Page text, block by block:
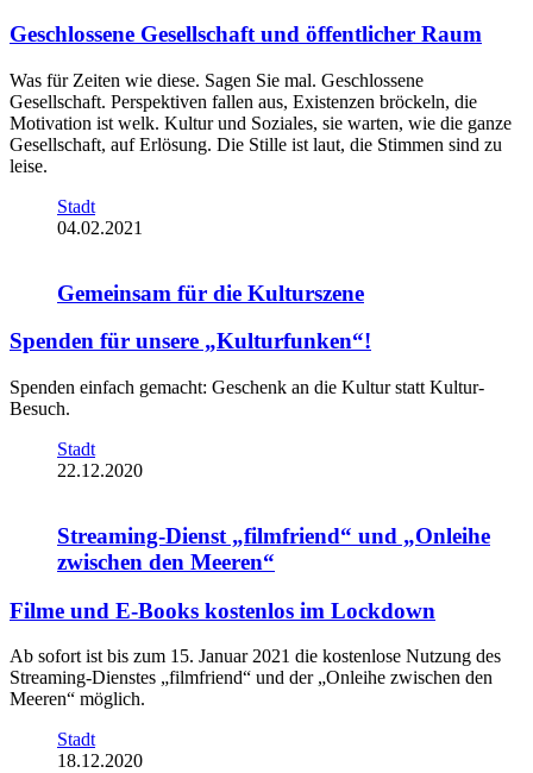
Geschlossene Gesellschaft und öffentlicher Raum
Was für Zeiten wie diese. Sagen Sie mal. Geschlossene
Gesellschaft. Perspektiven fallen aus, Existenzen bröckeln, die
Motivation ist welk. Kultur und Soziales, sie warten, wie die ganze
Gesellschaft, auf Erlösung. Die Stille ist laut, die Stimmen sind zu
leise.
Stadt
04.02.2021
Gemeinsam für die Kulturszene
Spenden für unsere „Kulturfunken“!
Spenden einfach gemacht: Geschenk an die Kultur statt Kultur-
Besuch.
Stadt
22.12.2020
Streaming-Dienst „filmfriend“ und „Onleihe
zwischen den Meeren“
Filme und E-Books kostenlos im Lockdown
Ab sofort ist bis zum 15. Januar 2021 die kostenlose Nutzung des
Streaming-Dienstes „filmfriend“ und der „Onleihe zwischen den
Meeren“ möglich.
Stadt
18.12.2020